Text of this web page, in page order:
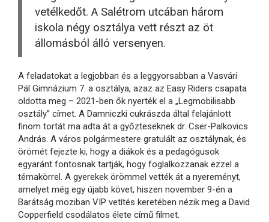
vetélkedőt. A Salétrom utcában három
iskola négy osztálya vett részt az öt
állomásból álló versenyen.
A feladatokat a legjobban és a leggyorsabban a Vasvári
Pál Gimnázium 7. a osztálya, azaz az Easy Riders csapata
oldotta meg – 2021-ben ők nyerték el a „Legmobilisabb
osztály” címet. A Damniczki cukrászda által felajánlott
finom tortát ma adta át a győzteseknek dr. Cser-Palkovics
András. A város polgármestere gratulált az osztálynak, és
örömét fejezte ki, hogy a diákok és a pedagógusok
egyaránt fontosnak tartják, hogy foglalkozzanak ezzel a
témakörrel. A gyerekek örömmel vették át a nyereményt,
amelyet még egy újabb követ, hiszen november 9-én a
Barátság moziban VIP vetítés keretében nézik meg a David
Copperfield csodálatos élete című filmet.